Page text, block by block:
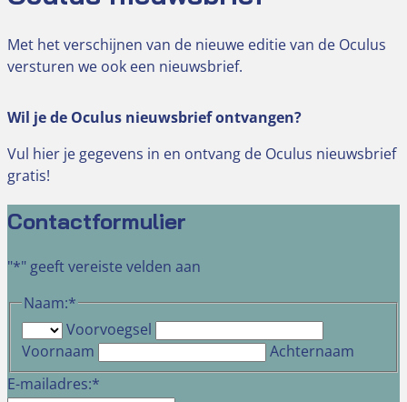
Met het verschijnen van de nieuwe editie van de Oculus
versturen we ook een nieuwsbrief.
Wil je de Oculus nieuwsbrief ontvangen?
Vul hier je gegevens in en ontvang de Oculus nieuwsbrief
gratis!
Contactformulier
"*" geeft vereiste velden aan
Naam:*
Voorvoegsel
Voornaam
Achternaam
E-mailadres:*